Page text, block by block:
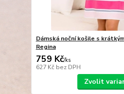
Dámská noční košile s
Regina
759 Kč/ks
627 Kč bez DPH
Zvolit